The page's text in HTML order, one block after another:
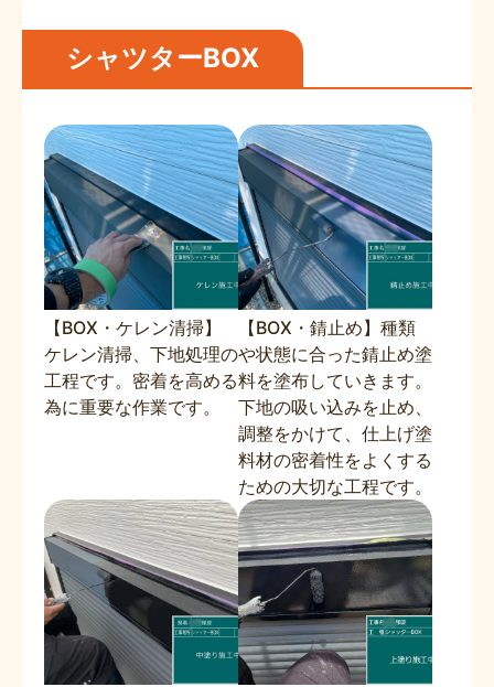
シャツターBOX
【BOX・ケレン清掃】
ケレン清掃、下地処理の
工程です。密着を高める
為に重要な作業です。
【BOX・錆止め】種類
や状態に合った錆止め塗
料を塗布していきます。
下地の吸い込みを止め、
調整をかけて、仕上げ塗
料材の密着性をよくする
ための大切な工程です。